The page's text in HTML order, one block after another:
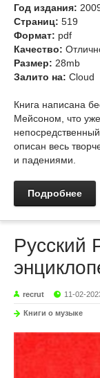
Год издания:
Страниц: 519
Формат: pdf
Качество:
Размер: 28mb
Залито на: Cloud
Книга написана
Мейсоном, что уже
описан весь
и падениями.
Подробнее
Русский
recrut 11-02-
Книги о музыке